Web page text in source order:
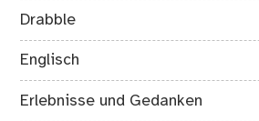
Drabble
Englisch
Erlebnisse und Gedanken